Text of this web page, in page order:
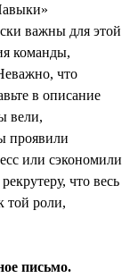
важны для этой
команды,
что
в описание
вели,
проявили
или сэкономили
что весь
той роли,
письмо.